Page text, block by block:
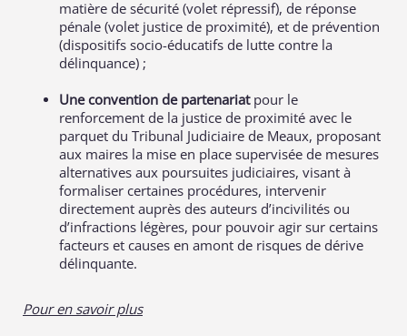
matière de sécurité (volet répressif), de réponse
pénale (volet justice de proximité), et de prévention
(dispositifs socio-éducatifs de lutte contre la
délinquance) ;
Une convention de partenariat pour le
renforcement de la justice de proximité avec le
parquet du Tribunal Judiciaire de Meaux, proposant
aux maires la mise en place supervisée de mesures
alternatives aux poursuites judiciaires, visant à
formaliser certaines procédures, intervenir
directement auprès des auteurs d’incivilités ou
d’infractions légères, pour pouvoir agir sur certains
facteurs et causes en amont de risques de dérive
délinquante.
Pour en savoir plus